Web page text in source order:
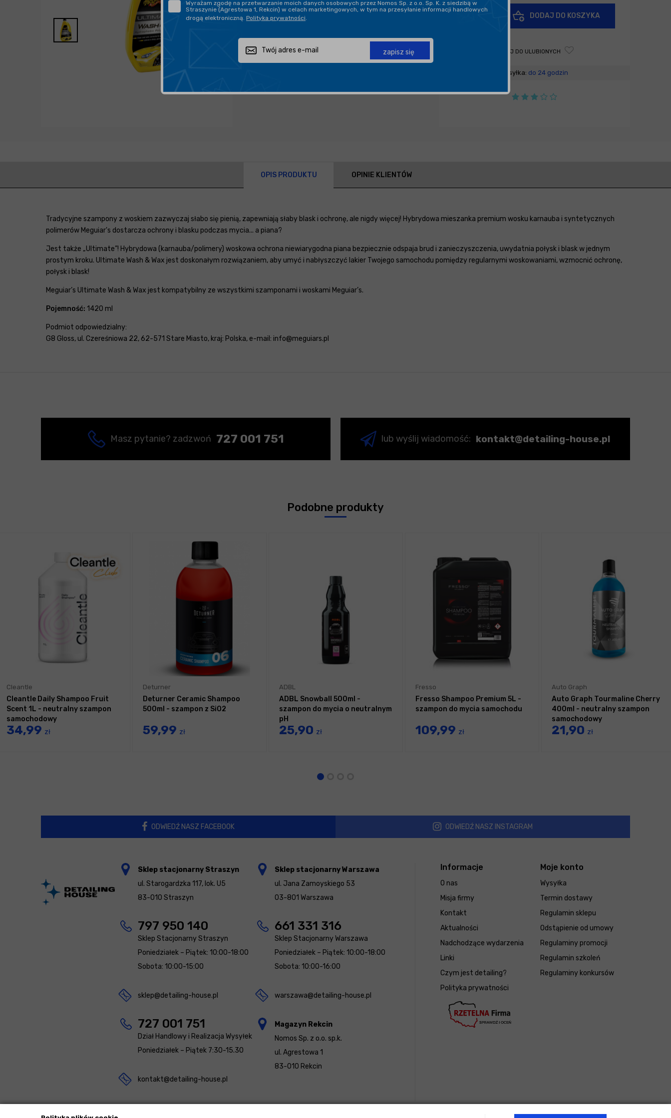
Zapytaj o produkt
+
DODAJ DO KOSZYKA
DODAJ DO ULUBIONYCH
Wysyłka: do 24 godzin
OPIS PRODUKTU OPINIE KLIENTÓW
Tradycyjne szampony z woskiem zazwyczaj słabo się pienią, zapewniają słaby blask i ochronę, ale nigdy więcej! Hybrydowa mieszanka premium wosku karnauba i syntetycznych
polimerów Meguiar's dostarcza ochrony i blasku podczas mycia... a piana?
Jest także „Ultimate”! Hybrydowa (karnauba/polimery) woskowa ochrona niewiarygodna piana bezpiecznie odspaja brud i zanieczyszczenia, uwydatnia połysk i blask w jednym
prostym kroku. Ultimate Wash & Wax jest doskonałym rozwiązaniem, aby umyć i nabłyszczyć lakier Twojego samochodu pomiędzy regularnymi woskowaniami, wzmocnić ochronę,
połysk i blask!
Meguiar’s Ultimate Wash & Wax jest kompatybilny ze wszystkimi szamponami i woskami Meguiar’s.
Pojemność: 1420 ml
Podmiot odpowiedzialny:
G8 Gloss, ul. Czereśniowa 22, 62-571 Stare Miasto, kraj: Polska, e-mail: info@meguiars.pl
Masz pytanie? zadzwoń 727 001 751 lub wyślij wiadomość: kontakt@detailing-house.pl
Podobne produkty
Cleantle
Cleantle Daily Shampoo Fruit
Scent 1L - neutralny szampon
samochodowy
34,99 zł
Deturner
Deturner Ceramic Shampoo
500ml - szampon z SiO2
59,99 zł
ADBL
ADBL Snowball 500ml -
szampon do mycia o neutralnym
pH
25,90 zł
Fresso
Fresso Shampoo Premium 5L -
szampon do mycia samochodu
109,99 zł
Auto Graph
Auto Graph Tourmaline Cherry
400ml - neutralny szampon
samochodowy
21,90 zł
ODWIEDŹ NASZ FACEBOOK ODWIEDŹ NASZ INSTAGRAM
Wyrażam zgodę na przetwarzanie moich danych osobowych przez Nomos Sp. z o.o. Sp. K. z siedzibą w
Straszynie (Agrestowa 1, Rekcin) w celach marketingowych, w tym na przesyłanie informacji handlowych
drogą elektroniczną. Polityka prywatności
zapisz się
Informacje
O nas
Misja firmy
Kontakt
Aktualności
Nadchodzące wydarzenia
Linki
Czym jest detailing?
Polityka prywatności
Moje konto
Wysyłka
Termin dostawy
Regulamin sklepu
Odstąpienie od umowy
Regulaminy promocji
Regulamin szkoleń
Regulaminy konkursów
Sklep stacjonarny Straszyn
ul. Starogardzka 117, lok. U5
83-010 Straszyn
797 950 140
Sklep Stacjonarny Straszyn
Poniedziałek – Piątek: 10:00-18:00
Sobota: 10:00-15:00
sklep@detailing-house.pl
727 001 751
Dział Handlowy i Realizacja Wysyłek
Poniedziałek – Piątek 7:30-15.30
kontakt@detailing-house.pl
Sklep stacjonarny Warszawa
ul. Jana Zamoyskiego 53
03-801 Warszawa
661 331 316
Sklep Stacjonarny Warszawa
Poniedziałek – Piątek: 10:00-18:00
Sobota: 10:00-16:00
warszawa@detailing-house.pl
Magazyn Rekcin
Nomos Sp. z o.o. sp.k.
ul. Agrestowa 1
83-010 Rekcin